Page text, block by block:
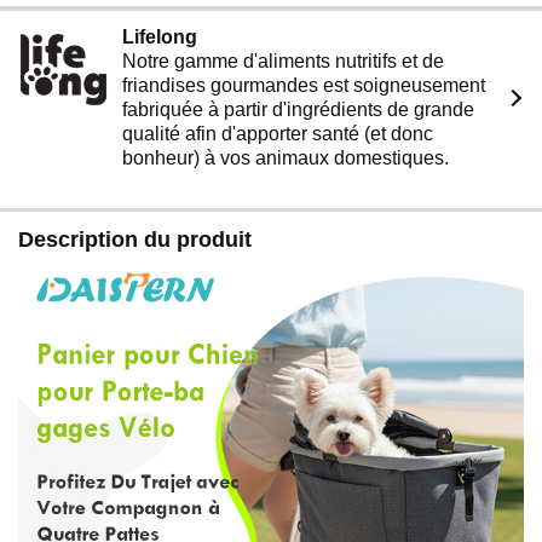
【Pliable et gain de place】Le design unique du cadre
métallique permet un pliage facile et à plat. Rangez-le
de manière compacte dans le coffre de votre voiture ou
un placard lorsqu'il n'est pas utilisé – parfait pour la vie
【Polyvalence 3-en-1】Le Panier-Transporteur
DAISTERN est votre solution tout-en-un : parfait comme
road trips et toutes vos aventures
Lifelong
Notre gamme d'aliments nutritifs et de
friandises gourmandes est soigneusement
fabriquée à partir d'ingrédients de grande
qualité afin d'apporter santé (et donc
bonheur) à vos animaux domestiques.
Description du produit